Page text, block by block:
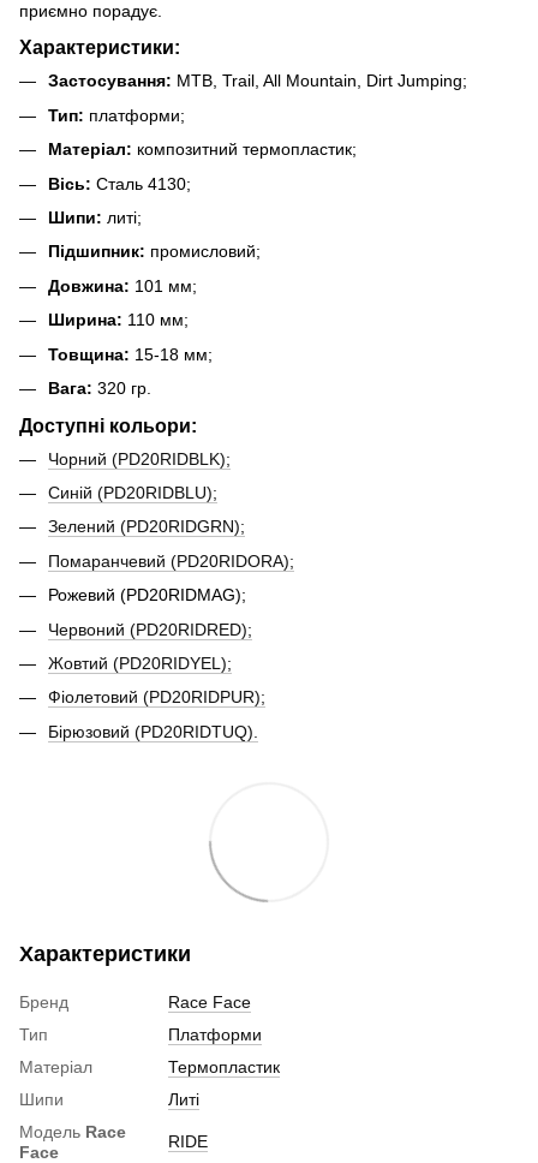
приємно порадує.
Характеристики:
Застосування: MTB, Trail, All Mountain, Dirt Jumping;
Тип: платформи;
Матеріал: композитний термопластик;
Вісь: Сталь 4130;
Шипи: литі;
Підшипник: промисловий;
Довжина: 101 мм;
Ширина: 110 мм;
Товщина: 15-18 мм;
Вага: 320 гр.
Доступні кольори:
Чорний (PD20RIDBLK);
Синій (PD20RIDBLU);
Зелений (PD20RIDGRN);
Помаранчевий (PD20RIDORA);
Рожевий (PD20RIDMAG);
Червоний (PD20RIDRED);
Жовтий (PD20RIDYEL);
Фіолетовий (PD20RIDPUR);
Бірюзовий (PD20RIDTUQ).
Характеристики
Бренд
Race Face
Тип
Платформи
Матеріал
Термопластик
Шипи
Литі
Модель Race
Face
RIDE